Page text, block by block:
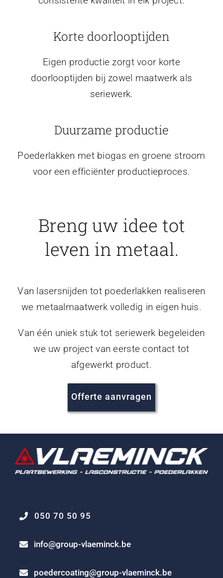
Korte doorlooptijden
Eigen productie zorgt voor korte
doorlooptijden bij zowel maatwerk als
seriewerk.
Duurzame productie
Poederlakken met biogas en groene stroom
voor een efficiënter productieproces.
Breng uw idee tot
leven in metaal.
Van lasersnijden tot poederlakken realiseren
we metaalmaatwerk volledig in eigen huis.
Van één uniek stuk tot seriewerk begeleiden
we uw project van eerste contact tot
afgewerkt product.
Offerte aanvragen
050 70 50 95
info@group-vlaeminck.be
poedercoating@group-vlaeminck.be